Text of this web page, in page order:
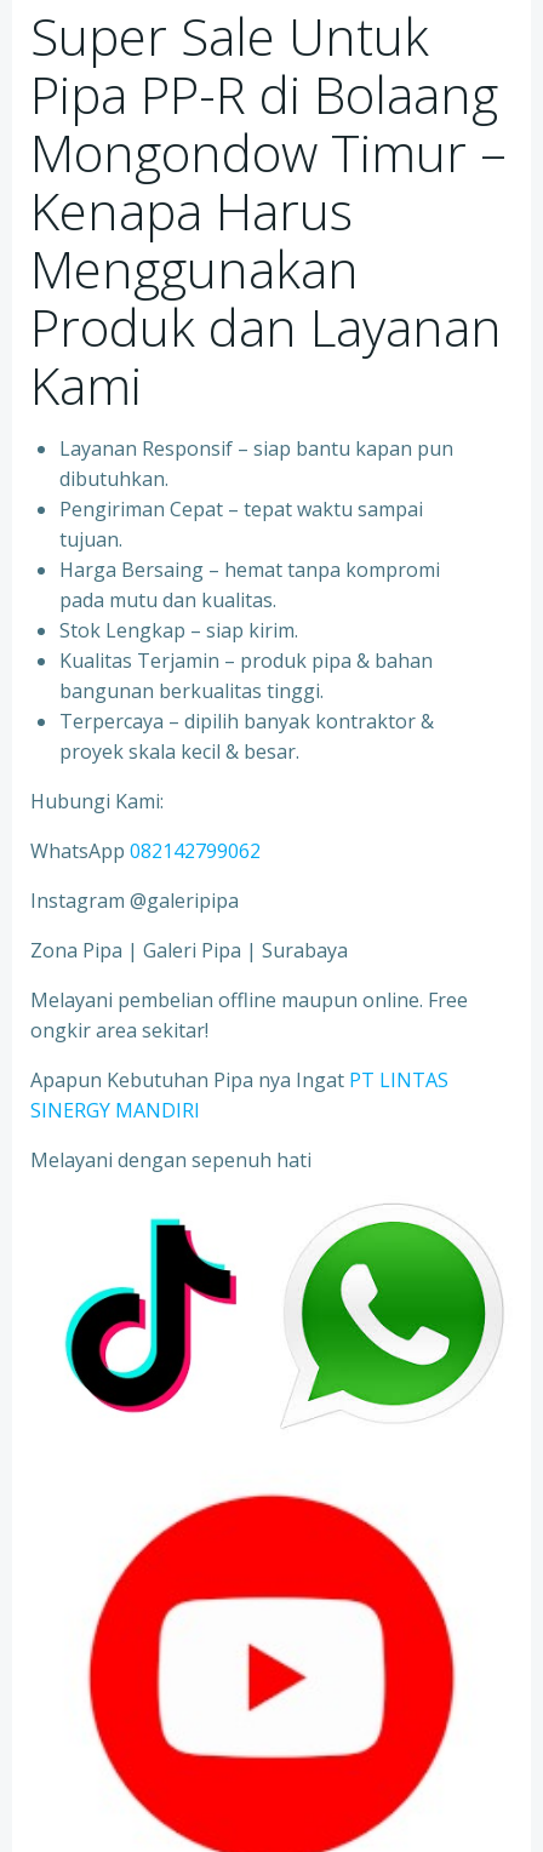
Super Sale Untuk
Pipa PP-R di Bolaang
Mongondow Timur –
Kenapa Harus
Menggunakan
Produk dan Layanan
Kami
Layanan Responsif – siap bantu kapan pun
dibutuhkan.
Pengiriman Cepat – tepat waktu sampai
tujuan.
Harga Bersaing – hemat tanpa kompromi
pada mutu dan kualitas.
Stok Lengkap – siap kirim.
Kualitas Terjamin – produk pipa & bahan
bangunan berkualitas tinggi.
Terpercaya – dipilih banyak kontraktor &
proyek skala kecil & besar.
Hubungi Kami:
WhatsApp 082142799062
Instagram @galeripipa
Zona Pipa | Galeri Pipa | Surabaya
Melayani pembelian offline maupun online. Free
ongkir area sekitar!
Apapun Kebutuhan Pipa nya Ingat PT LINTAS
SINERGY MANDIRI
Melayani dengan sepenuh hati